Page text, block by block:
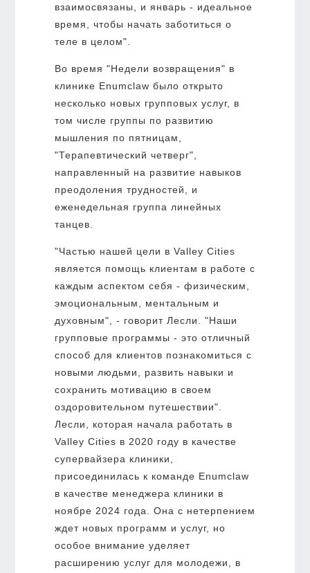
взаимосвязаны, и январь - идеальное
время, чтобы начать заботиться о
теле в целом".
Во время "Недели возвращения" в
клинике Enumclaw было открыто
несколько новых групповых услуг, в
том числе группы по развитию
мышления по пятницам,
"Терапевтический четверг",
направленный на развитие навыков
преодоления трудностей, и
еженедельная группа линейных
танцев.
"Частью нашей цели в Valley Cities
является помощь клиентам в работе с
каждым аспектом себя - физическим,
эмоциональным, ментальным и
духовным", - говорит Лесли. "Наши
групповые программы - это отличный
способ для клиентов познакомиться с
новыми людьми, развить навыки и
сохранить мотивацию в своем
оздоровительном путешествии".
Лесли, которая начала работать в
Valley Cities в 2020 году в качестве
супервайзера клиники,
присоединилась к команде Enumclaw
в качестве менеджера клиники в
ноябре 2024 года. Она с нетерпением
ждет новых программ и услуг, но
особое внимание уделяет
расширению услуг для молодежи, в